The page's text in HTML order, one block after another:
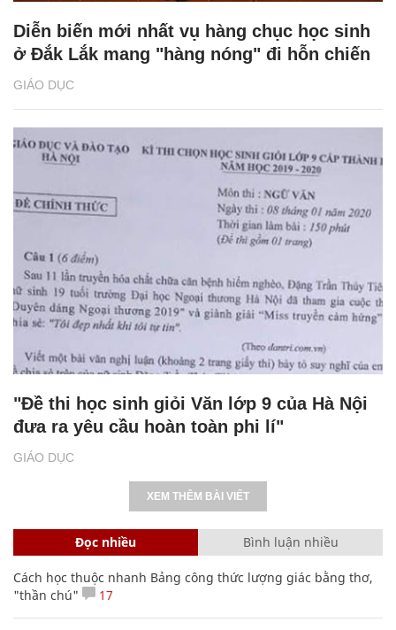
GIÁO DỤC
Diễn biến mới nhất vụ hàng chục học sinh
ở Đắk Lắk mang "hàng nóng" đi hỗn chiến
GIÁO DỤC
"Đề thi học sinh giỏi Văn lớp 9 của Hà Nội
đưa ra yêu cầu hoàn toàn phi lí"
XEM THÊM BÀI VIẾT
Đọc nhiều Bình luận nhiều
Cách học thuộc nhanh Bảng công thức lượng giác bằng thơ,
"thần chú"
17